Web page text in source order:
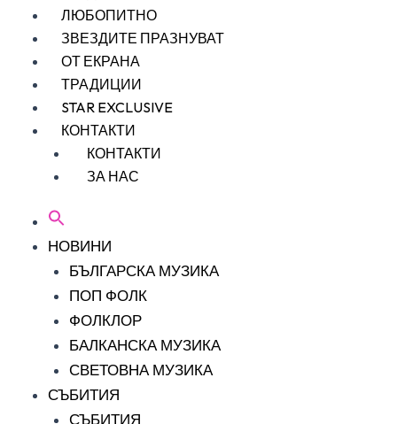
ЛЮБОПИТНО
ЗВЕЗДИТЕ ПРАЗНУВАТ
ОТ ЕКРАНА
ТРАДИЦИИ
STAR EXCLUSIVE
КОНТАКТИ
КОНТАКТИ
ЗА НАС
НОВИНИ
БЪЛГАРСКА МУЗИКА
ПОП ФОЛК
ФОЛКЛОР
БАЛКАНСКА МУЗИКА
СВЕТОВНА МУЗИКА
СЪБИТИЯ
СЪБИТИЯ